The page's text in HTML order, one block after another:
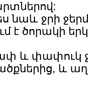
նաև ջրի
է
և փափուկ
և